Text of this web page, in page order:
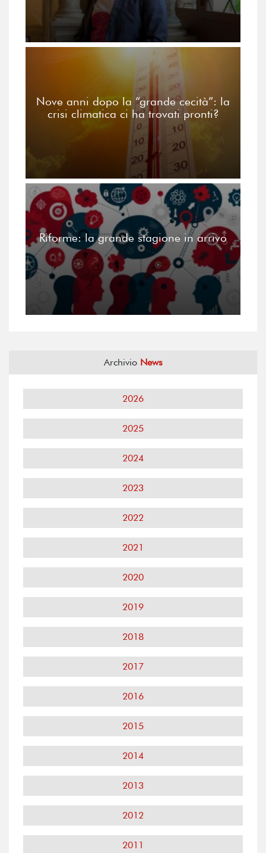
Nove anni dopo la “grande cecità”: la
crisi climatica ci ha trovati pronti?
Riforme: la grande stagione in arrivo
Archivio News
2026
2025
2024
2023
2022
2021
2020
2019
2018
2017
2016
2015
2014
2013
2012
2011